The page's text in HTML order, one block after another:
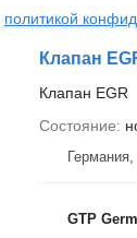
политикой
Клапан
Клапан EGR
Состояние
GTP